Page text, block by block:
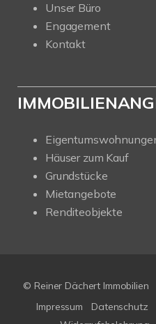
Unser Büro
Engagement
Kontakt
Häuser zum Kauf
Grundstücke
Mietangebote
Renditeobjekte
© Reiner Dächert Immobilien
Impressum
Datenschutz